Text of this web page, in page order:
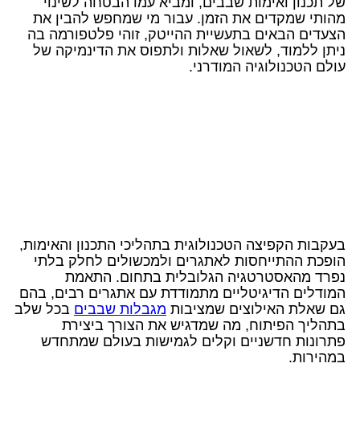
מהותי שמקדים את הזמן. עבור מי שמחפש להבין את
הצעדים הבאים בתעשיית ההייטק, זוהי פלטפורמה בה
ניתן ללמוד, לשאול שאלות ולתפוס את הדינמיקה של
עולם הטכנולוגיה המודרני.
בעקבות הקפיצה הטכנולוגית בתהליכי התכנון והאימות,
הופכת ההתייחסות לאתגרים ולמכשולים לחלק בלתי
נפרד מהאסטרטגיה הגלובלית בתחום. התאמת
המודלים הדיגיטליים מתמודדת עם אתגרים רבים, בהם
גם שאלת האילוצים שמציבות מגבלות שבבים בכל שלב
בתהליך הפיתוח, מה שמדגיש את הצורך ביצירת
פתרונות חדשניים וקלים לגמישות בעולם שמתחדש
במהירות.